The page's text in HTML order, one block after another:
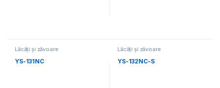
Lăcăți și zăvoare
electromecanice
YS-131NC
Lăcăți și zăvoare
electromecanice
YS-132NC-S